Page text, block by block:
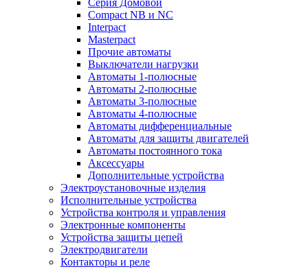
Compact NB и NC
Interpact
Masterpact
Прочие автоматы
Выключатели нагрузки
Автоматы 1-полюсные
Автоматы 2-полюсные
Автоматы 3-полюсные
Автоматы 4-полюсные
Автоматы дифференциальные
Автоматы для защиты двигателей
Автоматы постоянного тока
Аксессуары
Дополнительные устройства
Электроустановочные изделия
Исполнительные устройства
Устройства контроля и управления
Электронные компоненты
Устройства защиты цепей
Электродвигатели
Контакторы и реле